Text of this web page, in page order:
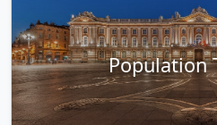
Population